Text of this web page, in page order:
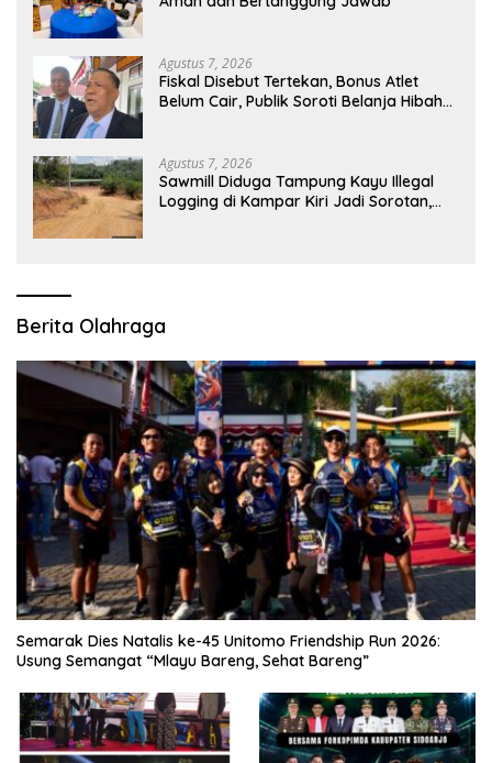
Agustus 7, 2026
Fiskal Disebut Tertekan, Bonus Atlet
Belum Cair, Publik Soroti Belanja Hibah
Agustus 7, 2026
Sawmill Diduga Tampung Kayu Illegal
Logging di Kampar Kiri Jadi Sorotan,
Berita Olahraga
Semarak Dies Natalis ke-45 Unitomo Friendship Run 2026:
Usung Semangat “Mlayu Bareng, Sehat Bareng”